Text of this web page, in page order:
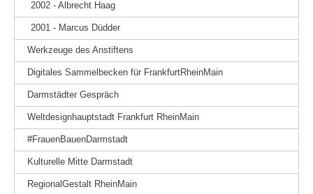
2002 - Albrecht Haag
2001 - Marcus Düdder
Werkzeuge des Anstiftens
Digitales Sammelbecken für FrankfurtRheinMain
Darmstädter Gespräch
Weltdesignhauptstadt Frankfurt RheinMain
#FrauenBauenDarmstadt
Kulturelle Mitte Darmstadt
RegionalGestalt RheinMain